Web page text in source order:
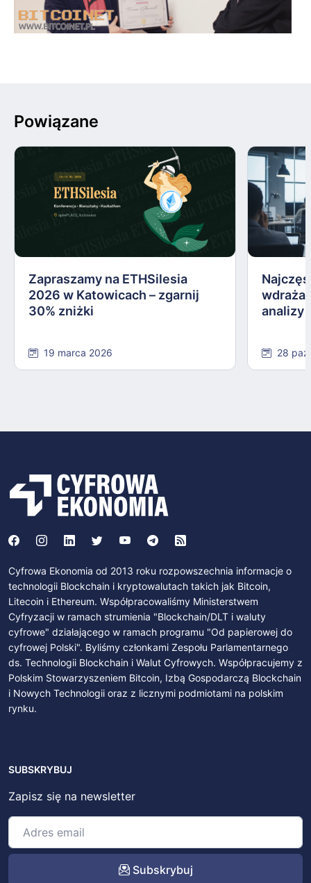
Powiązane
Zapraszamy na ETHSilesia
2026 w Katowicach – zgarnij
30% zniżki
19 marca 2026
analizy
28
Cyfrowa Ekonomia od 2013 roku rozpowszechnia informacje o
technologii Blockchain i kryptowalutach takich jak Bitcoin,
Litecoin i Ethereum. Współpracowaliśmy Ministerstwem
Cyfryzacji w ramach strumienia "Blockchain/DLT i waluty
cyfrowe" działającego w ramach programu "Od papierowej do
cyfrowej Polski". Byliśmy członkami Zespołu Parlamentarnego
ds. Technologii Blockchain i Walut Cyfrowych. Współpracujemy z
Polskim Stowarzyszeniem Bitcoin, Izbą Gospodarczą Blockchain
i Nowych Technologii oraz z licznymi podmiotami na polskim
rynku.
SUBSKRYBUJ
Zapisz się na newsletter
Subskrybuj